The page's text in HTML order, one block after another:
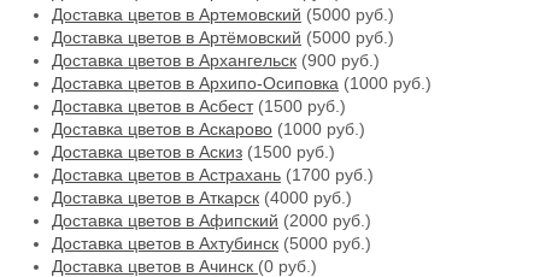
Доставка цветов в Артемовский (5000 руб.)
Доставка цветов в Артёмовский (5000 руб.)
Доставка цветов в Архангельск (900 руб.)
Доставка цветов в Архипо-Осиповка (1000 руб.)
Доставка цветов в Асбест(1500 руб.)
Доставка цветов в Аскарово (1000 руб.)
Доставка цветов в Аскиз (1500 руб.)
Доставка цветов в Астрахань (1700 руб.)
Доставка цветов в Аткарск (4000 руб.)
Доставка цветов в Афипский (2000 руб.)
Доставка цветов в Ахтубинск (5000 руб.)
Доставка цветов в Ачинск (0 руб.)